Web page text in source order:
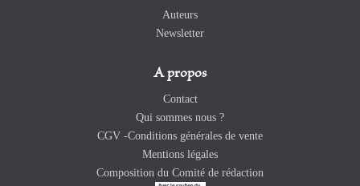
Auteurs
Newsletter
A propos
Contact
Qui sommes nous ?
CGV -Conditions générales de vente
Mentions légales
Composition du Comité de rédaction